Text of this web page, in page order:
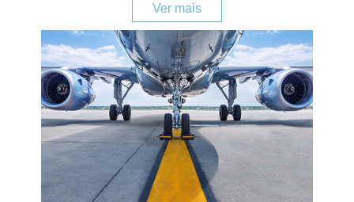
Ver mais